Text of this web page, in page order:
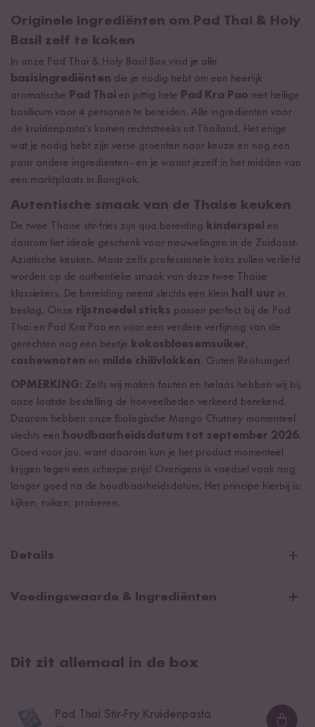
Originele ingrediënten om Pad Thai & Holy
Basil zelf te koken
In onze Pad Thai & Holy Basil Box vind je alle
basisingrediënten die je nodig hebt om een heerlijk
aromatische Pad Thai en pittig hete Pad Kra Pao met heilige
basilicum voor 4 personen te bereiden. Alle ingrediënten voor
de kruidenpasta's komen rechtstreeks uit Thailand. Het enige
wat je nodig hebt zijn verse groenten naar keuze en nog een
paar andere ingrediënten - en je waant jezelf in het midden van
een marktplaats in Bangkok.
Autentische smaak van de Thaise keuken
De twee Thaise stir-fries zijn qua bereiding kinderspel en
daarom het ideale geschenk voor nieuwelingen in de Zuidoost-
Aziatische keuken. Maar zelfs professionele koks zullen verliefd
worden op de authentieke smaak van deze twee Thaise
klassiekers. De bereiding neemt slechts een klein half uur in
beslag. Onze rijstnoedel sticks passen perfect bij de Pad
Thai en Pad Kra Pao en voor een verdere verfijning van de
gerechten nog een beetje kokosbloesemsuiker,
cashewnoten en milde chilivlokken. Guten Reishunger!
OPMERKING: Zelfs wij maken fouten en helaas hebben wij bij
onze laatste bestelling de hoeveelheden verkeerd berekend.
Daarom hebben onze Biologische Mango Chutney momenteel
slechts een houdbaarheidsdatum tot september 2026.
Goed voor jou, want daarom kun je het product momenteel
krijgen tegen een scherpe prijs! Overigens is voedsel vaak nog
langer goed na de houdbaarheidsdatum. Het principe hierbij is:
kijken, ruiken, proberen.
Details
Rijstnoedel Sticks (200g)
Cashewnoten, biologisch (50g)
Voedingswaarde & Ingrediënten
Vetten
5,3 g
Dit zit allemaal in de box
Pad Thai Stir-Fry Kruidenpasta
Pad Thai Stir-Fry Kruidenpasta